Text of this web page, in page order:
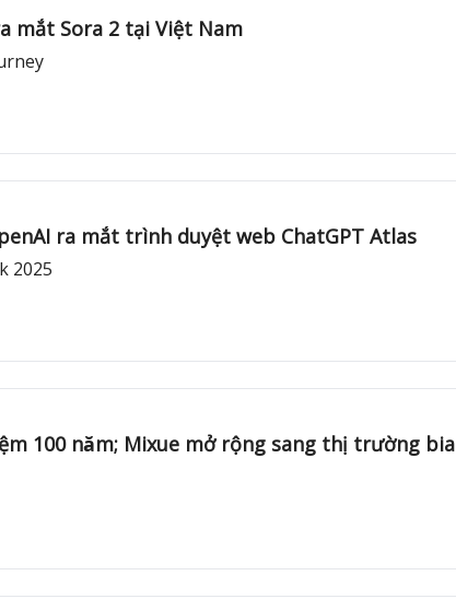
mắt Sora 2 tại Việt Nam
ra mắt trình duyệt web ChatGPT Atlas
2025
100 năm; Mixue mở rộng sang thị trường bia